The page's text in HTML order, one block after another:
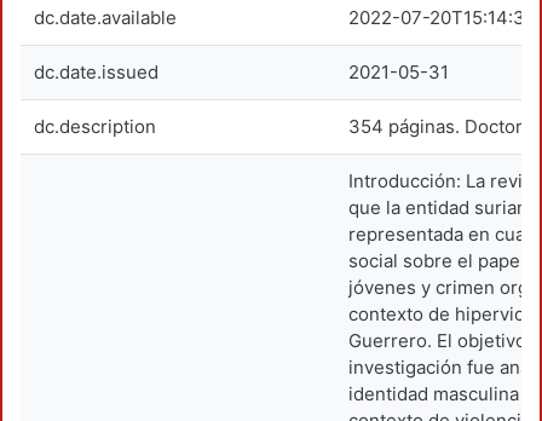
dc.date.available 2022-07-
dc.date.issued 2021-05-31
dc.description 354 páginas.
Introducción: La
que la entidad
representada en
social sobre el papel
jóvenes y crimen
contexto de
Guerrero. El objetivo
investigación fue
identidad masculina